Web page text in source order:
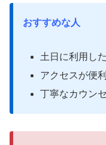
おすすめな人
土日に利用し
アクセスが便
丁寧なカウン